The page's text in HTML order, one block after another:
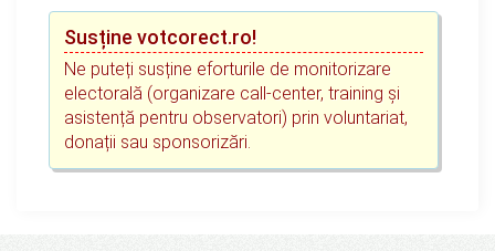
Susține votcorect.ro!
Ne puteți susține eforturile de monitorizare
electorală (organizare call-center, training și
asistență pentru observatori) prin voluntariat,
donații sau sponsorizări.